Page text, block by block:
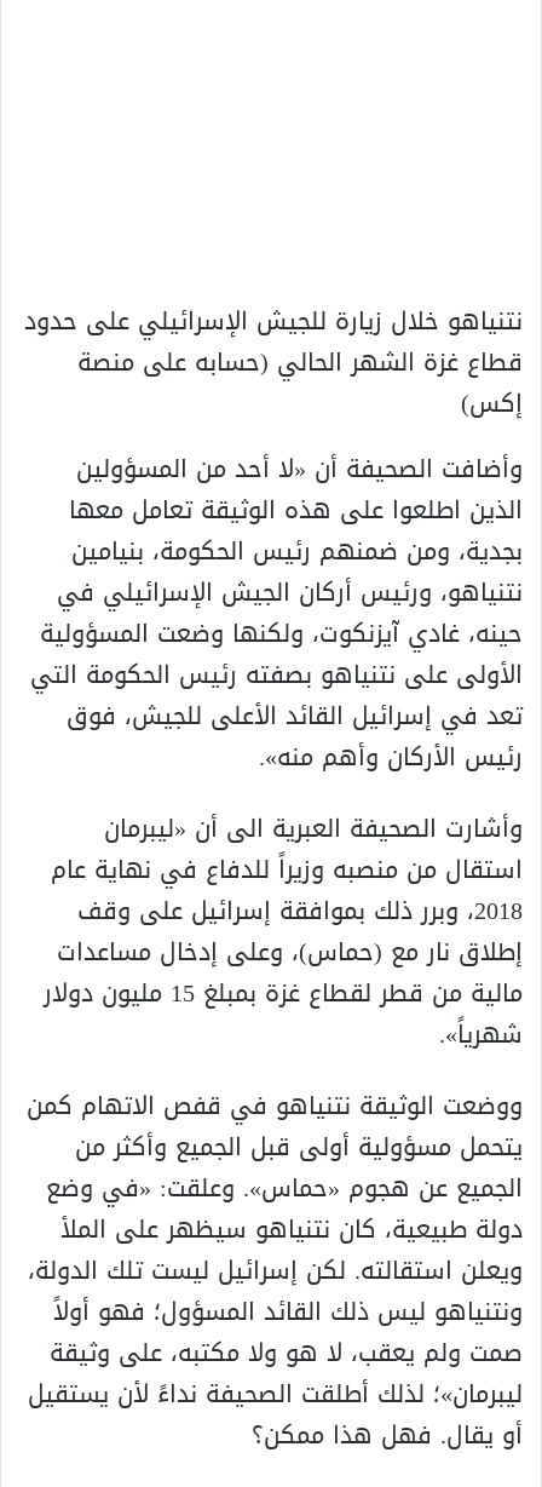
نتنياهو خلال زيارة للجيش الإسرائيلي على حدود
قطاع غزة الشهر الحالي (حسابه على منصة
إكس)
وأضافت الصحيفة أن «لا أحد من المسؤولين
الذين اطلعوا على هذه الوثيقة تعامل معها
بجدية، ومن ضمنهم رئيس الحكومة، بنيامين
نتنياهو، ورئيس أركان الجيش الإسرائيلي في
حينه، غادي آيزنكوت، ولكنها وضعت المسؤولية
الأولى على نتنياهو بصفته رئيس الحكومة التي
تعد في إسرائيل القائد الأعلى للجيش، فوق
رئيس الأركان وأهم منه».
وأشارت الصحيفة العبرية الى أن «ليبرمان
استقال من منصبه وزيراً للدفاع في نهاية عام
2018، وبرر ذلك بموافقة إسرائيل على وقف
إطلاق نار مع (حماس)، وعلى إدخال مساعدات
مالية من قطر لقطاع غزة بمبلغ 15 مليون دولار
شهرياً».
ووضعت الوثيقة نتنياهو في قفص الاتهام كمن
يتحمل مسؤولية أولى قبل الجميع وأكثر من
الجميع عن هجوم «حماس». وعلقت: «في وضع
دولة طبيعية، كان نتنياهو سيظهر على الملأ
ويعلن استقالته. لكن إسرائيل ليست تلك الدولة،
ونتنياهو ليس ذلك القائد المسؤول؛ فهو أولاً
صمت ولم يعقب، لا هو ولا مكتبه، على وثيقة
ليبرمان»؛ لذلك أطلقت الصحيفة نداءً لأن يستقيل
أو يقال. فهل هذا ممكن؟